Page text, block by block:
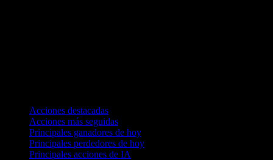
Acciones destacadas
Acciones más seguidas
Principales ganadores de hoy
Principales perdedores de hoy
Principales acciones de IA